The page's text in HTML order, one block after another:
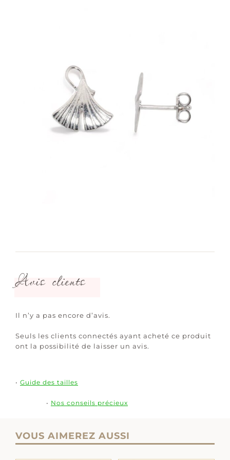
Avis clients
Il n’y a pas encore d’avis.
Seuls les clients connectés ayant acheté ce produit
ont la possibilité de laisser un avis.
• Guide des tailles
• Nos conseils précieux
VOUS AIMEREZ AUSSI